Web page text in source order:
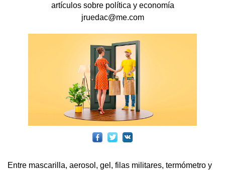
artículos sobre política y economía
jruedac@me.com
Entre mascarilla, aerosol, gel, filas militares, termómetro y